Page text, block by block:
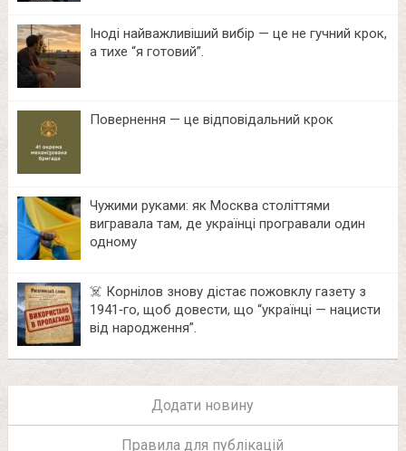
Іноді найважливіший вибір — це не гучний крок,
а тихе “я готовий”.
Повернення — це відповідальний крок
Чужими руками: як Москва століттями
вигравала там, де українці програвали один
одному
☠️ Корнілов знову дістає пожовклу газету з
1941‑го, щоб довести, що “українці — нацисти
від народження”.
Додати новину
Правила для публікацій